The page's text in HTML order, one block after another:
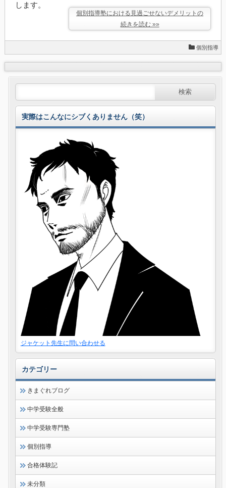
します。
個別指導塾における見過ごせないデメリットの
続きを読む »»
個別指導
実際はこんなにシブくありません（笑）
ジャケット先生に問い合わせる
カテゴリー
きまぐれブログ
中学受験全般
中学受験専門塾
個別指導
合格体験記
未分類